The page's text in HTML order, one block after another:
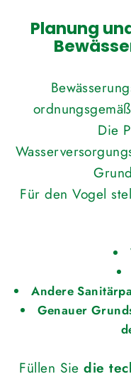
Planung
Die
Für den Vogel
Andere
Genauer
Füllen Siedie